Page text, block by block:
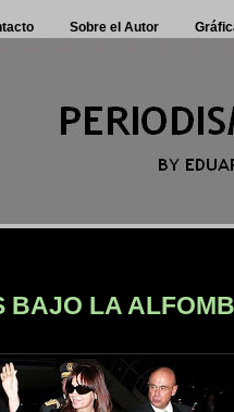
Sobre el Autor
BAJO LA